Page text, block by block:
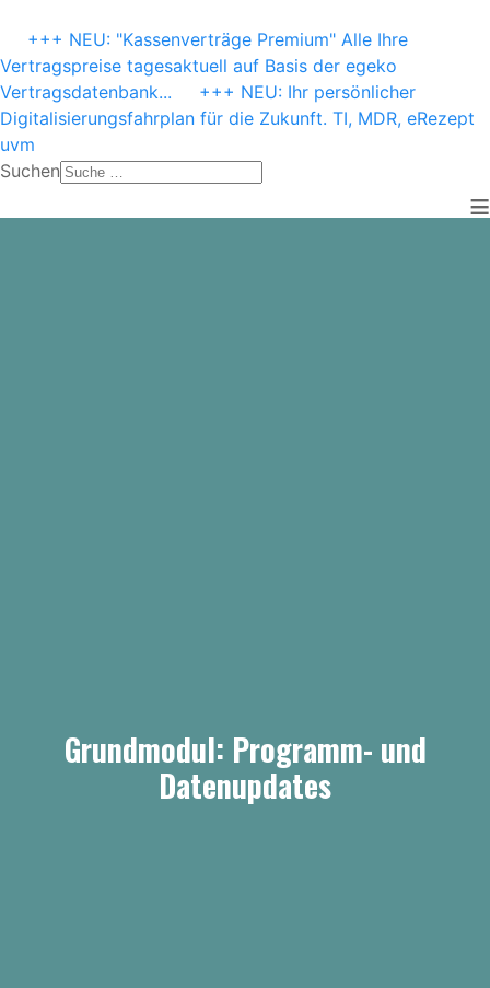
+++ NEU: "Kassenverträge Premium" Alle Ihre
Vertragspreise tagesaktuell auf Basis der egeko
Vertragsdatenbank...
+++ NEU: Ihr persönlicher
Digitalisierungsfahrplan für die Zukunft. TI, MDR, eRezept
uvm
Suchen
≡
Grundmodul: Programm- und
Datenupdates